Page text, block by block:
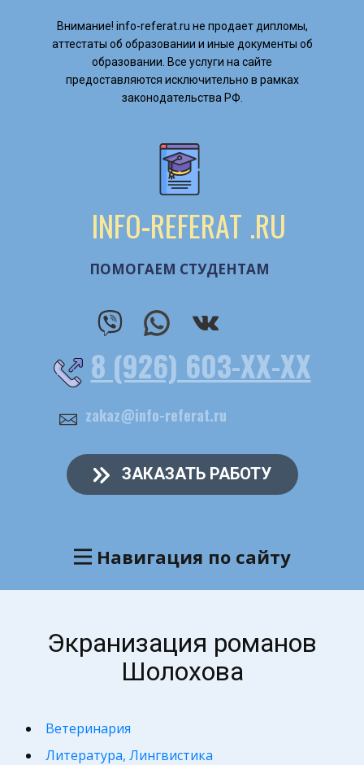
Внимание! ​info-referat.ru не продает дипломы,
аттестаты об образовании и иные документы об
образовании. Все услуги на сайте
предоставляются исключительно в рамках
законодательства РФ.
INFO-REFERAT .RU
ПОМОГАЕМ СТУДЕНТАМ
8 (926) 603-ХХ-ХХ
ЗАКАЗАТЬ РАБОТУ
zakaz@info-referat.ru
Навигация по сайту
Экранизация романов
Шолохова
Ветеринария
Литература, Лингвистика